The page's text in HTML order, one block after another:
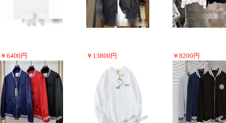
￥ 6400 円 ￥ 13800 円 ￥ 8200 円